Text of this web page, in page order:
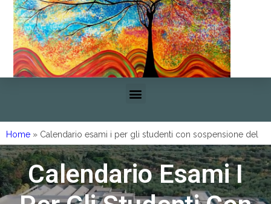
Home » Calendario esami i per gli studenti con sospensione del
giudizio a.s. 2021-22
Calendario Esami I